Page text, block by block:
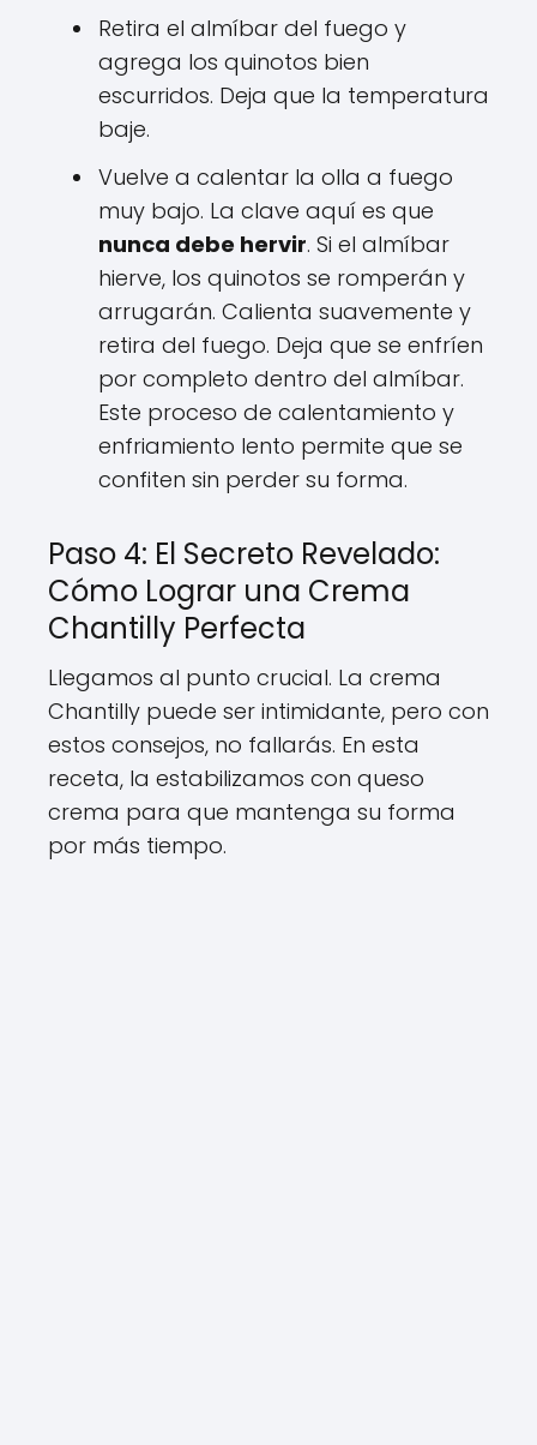
Retira el almíbar del fuego y
agrega los quinotos bien
escurridos. Deja que la temperatura
baje.
Vuelve a calentar la olla a fuego
muy bajo. La clave aquí es que
nunca debe hervir. Si el almíbar
hierve, los quinotos se romperán y
arrugarán. Calienta suavemente y
retira del fuego. Deja que se enfríen
por completo dentro del almíbar.
Este proceso de calentamiento y
enfriamiento lento permite que se
confiten sin perder su forma.
Paso 4: El Secreto Revelado:
Cómo Lograr una Crema
Chantilly Perfecta
Llegamos al punto crucial. La crema
Chantilly puede ser intimidante, pero con
estos consejos, no fallarás. En esta
receta, la estabilizamos con queso
crema para que mantenga su forma
por más tiempo.